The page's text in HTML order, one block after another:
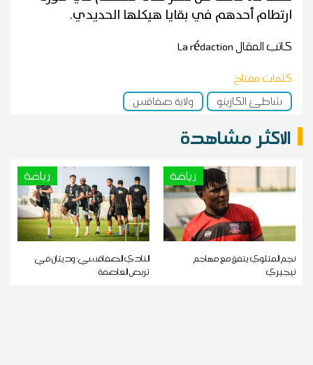
ارتطام أحدهم في بقايا هيكلها الحديدي.
كاتب المقالLa rédaction
كلمات مفتاح
شاطئ الكازينو
ولاية صفاقس
الاكثر مشاهدة
رياضة
نجم المتلوي يتفق مع مهاجم
نيجيري
رياضة
النادي الصفاقسي: وديتان في
تربص العاصمة